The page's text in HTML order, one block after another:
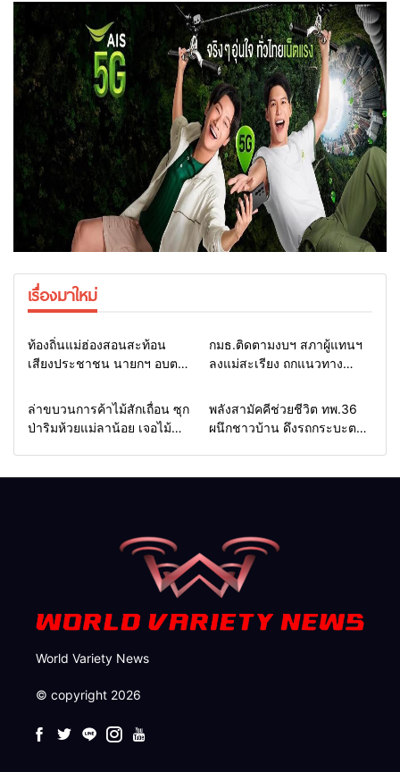
เรื่องมาใหม่
Home รอบรั้วทั่วไทย
ท้องถิ่นแม่ฮ่องสอนสะท้อน
เสียงประชาชน นายกฯ อบต.-
สภาฯ ขอหนุนงบพัฒนาถนน
แหล่งน้ำ และท่องเที่ยว
Home รอบรั้วทั่วไทย
กมธ.ติดตามงบฯ สภาผู้แทนฯ
ลงแม่สะเรียง ถกแนวทาง
พื้นที่ หนุนท่องเที่ยว 3 อำเภอ
ชายแดน
Home รอบรั้วทั่วไทย
ล่าขบวนการค้าไม้สักเถื่อน ซุก
ป่าริมห้วยแม่ลาน้อย เจอไม้
Home แวดวงทหาร
พลังสามัคคีช่วยชีวิต ทพ.36
ผนึกชาวบ้าน ดึงรถกระบะตก
World Variety News
© copyright 2026